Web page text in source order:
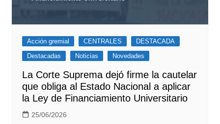
Acción gremial CENTRALES
DESTACADA
Destacadas
Noticias Novedades
La Corte Suprema dejó firme la cautelar
que obliga al Estado Nacional a aplicar
la Ley de Financiamiento Universitario
25/06/2026